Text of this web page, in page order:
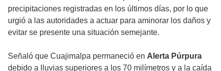
precipitaciones registradas en los últimos días, por lo que
urgió a las autoridades a actuar para aminorar los daños y
evitar se presente una situación semejante.
Señaló que Cuajimalpa permaneció en Alerta Púrpura
debido a lluvias superiores a los 70 milímetros y a la caída